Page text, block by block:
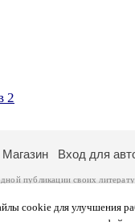
2
cookie для улучшения
Магазин Вход для
публикации своих
. Перепечатка
самостоятельно на
данных. Вы также можете